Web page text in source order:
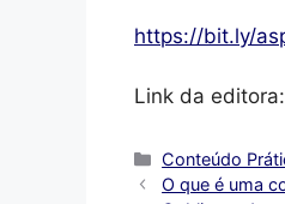
https://bit.ly/
Link da editora:
Categorias
Conteúdo
O que é uma